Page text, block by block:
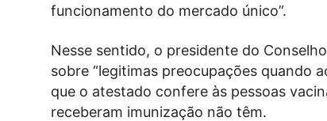
funcionamento do mercado único”.
Nesse sentido, o presidente do
sobre “legitimas preocupações quando
que o atestado confere às pessoas
receberam imunização não têm.